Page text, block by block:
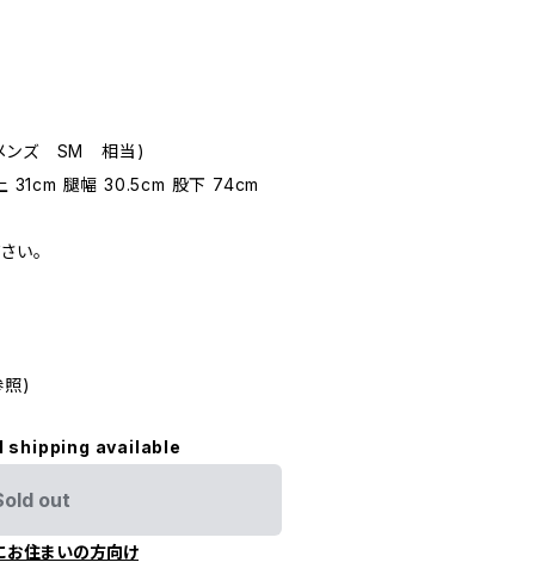
ズ SM 相当)
腿幅 30.5cm 股下 74cm
い。
)
shipping available
out
お住まいの方向け